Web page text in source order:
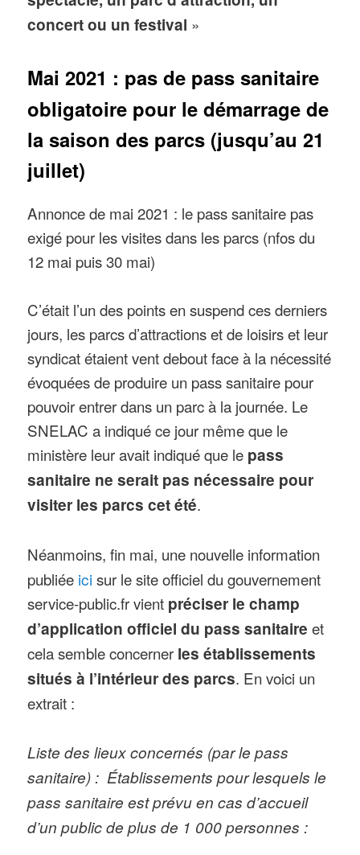
concert ou un festival »
Mai 2021 : pas de pass sanitaire
obligatoire pour le démarrage de
la saison des parcs (jusqu’au 21
juillet)
Annonce de mai 2021 : le pass sanitaire pas
exigé pour les visites dans les parcs (nfos du
12 mai puis 30 mai)
C’était l’un des points en suspend ces derniers
jours, les parcs d’attractions et de loisirs et leur
syndicat étaient vent debout face à la nécessité
évoquées de produire un pass sanitaire pour
pouvoir entrer dans un parc à la journée. Le
SNELAC a indiqué ce jour même que le
ministère leur avait indiqué que le pass
sanitaire ne serait pas nécessaire pour
visiter les parcs cet été.
Néanmoins, fin mai, une nouvelle information
publiée icisur le site officiel du gouvernement
service-public.fr vient préciser le champ
d’application officiel du pass sanitaire et
cela semble concerner les établissements
situés à l’intérieur des parcs. En voici un
extrait :
Liste des lieux concernés (par le pass
sanitaire) : Établissements pour lesquels le
pass sanitaire est prévu en cas d’accueil
d’un public de plus de 1 000 personnes :